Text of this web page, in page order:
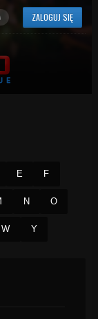
ZALOGUJ SIĘ
E F
N O
W Y